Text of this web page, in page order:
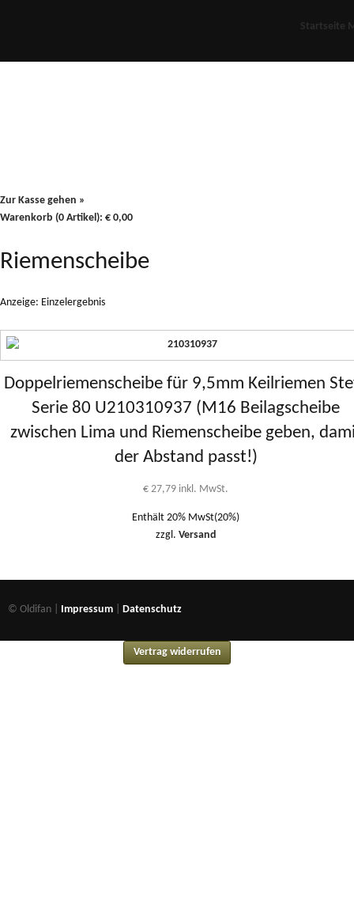
Startseite
Zur Kasse gehen »
Warenkorb (0 Artikel): € 0,00
Riemenscheibe
Anzeige: Einzelergebnis
Doppelriemenscheibe für 9,5mm Keilriemen
Serie 80 U210310937 (M16 Beilagscheibe
zwischen Lima und Riemenscheibe geben,
der Abstand passt!)
€ 27,79 inkl. MwSt.
Enthält 20% MwSt(20%)
zzgl. Versand
© Oldifan | Impressum Datenschutz
Vertrag widerrufen